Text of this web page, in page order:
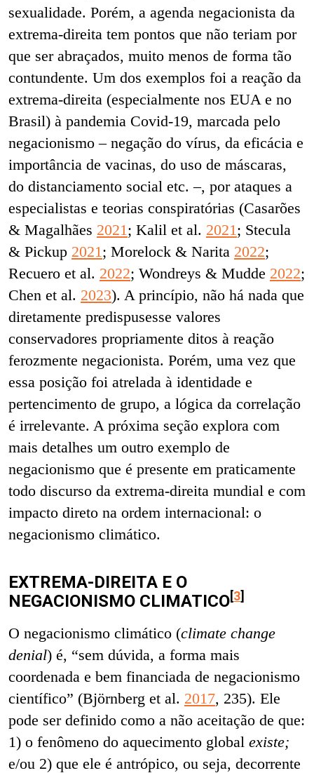
sexualidade. Porém, a agenda negacionista da
extrema-direita tem pontos que não teriam por
que ser abraçados, muito menos de forma tão
contundente. Um dos exemplos foi a reação da
extrema-direita (especialmente nos EUA e no
Brasil) à pandemia Covid-19, marcada pelo
negacionismo – negação do vírus, da eficácia e
importância de vacinas, do uso de máscaras,
do distanciamento social etc. –, por ataques a
especialistas e teorias conspiratórias (Casarões
& Magalhães 2021 ; Kalil et al. 2021 ; Stecula
& Pickup 2021 ; Morelock & Narita 2022;
Recuero et al. 2022; Wondreys & Mudde 2022;
Chen et al. 2023). A princípio, não há nada que
diretamente predispusesse valores
conservadores propriamente ditos à reação
ferozmente negacionista. Porém, uma vez que
essa posição foi atrelada à identidade e
pertencimento de grupo, a lógica da correlação
é irrelevante. A próxima seção explora com
mais detalhes um outro exemplo de
negacionismo que é presente em praticamente
todo discurso da extrema-direita mundial e com
impacto direto na ordem internacional: o
negacionismo climático.
EXTREMA-DIREITA E O
NEGACIONISMO CLIMATICO[3]
O negacionismo climático (climate change
denial) é, “sem dúvida, a forma mais
coordenada e bem financiada de negacionismo
científico” (Björnberg et al. 2017, 235). Ele
pode ser definido como a não aceitação de que:
1) o fenômeno do aquecimento global existe;
e/ou 2) que ele é antrópico, ou seja, decorrente